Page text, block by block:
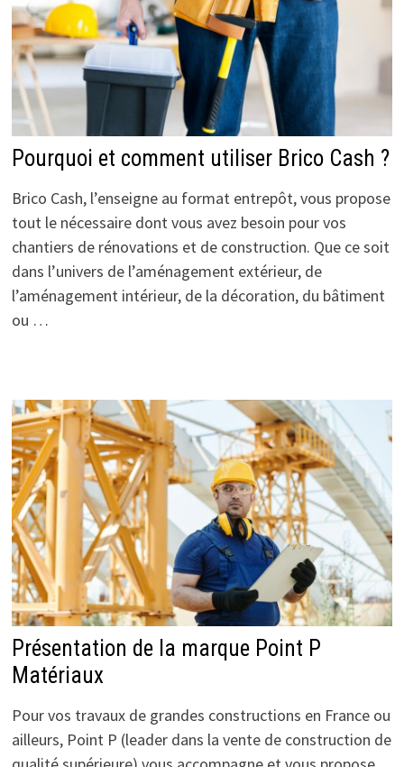
Pourquoi et comment utiliser Brico Cash ?
Brico Cash, l’enseigne au format entrepôt, vous propose
tout le nécessaire dont vous avez besoin pour vos
chantiers de rénovations et de construction. Que ce soit
dans l’univers de l’aménagement extérieur, de
l’aménagement intérieur, de la décoration, du bâtiment
ou …
Présentation de la marque Point P
Matériaux
Pour vos travaux de grandes constructions en France ou
ailleurs, Point P (leader dans la vente de construction de